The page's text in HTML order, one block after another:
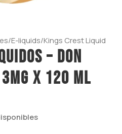
/E-liquids/Kings Crest Liquid
– DON
3mg x 120 ml